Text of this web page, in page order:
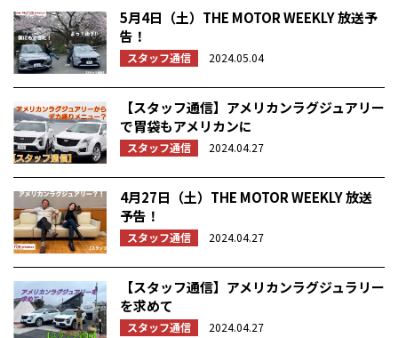
5月4日（土）THE MOTOR WEEKLY 放送予
告！
スタッフ通信 2024.05.04
【スタッフ通信】アメリカンラグジュアリー
で胃袋もアメリカンに
スタッフ通信 2024.04.27
4月27日（土）THE MOTOR WEEKLY 放送
予告！
スタッフ通信 2024.04.27
【スタッフ通信】アメリカンラグジュラリー
を求めて
スタッフ通信 2024.04.27